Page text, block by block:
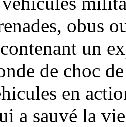
obus
un
de choc
en
a sauvé la